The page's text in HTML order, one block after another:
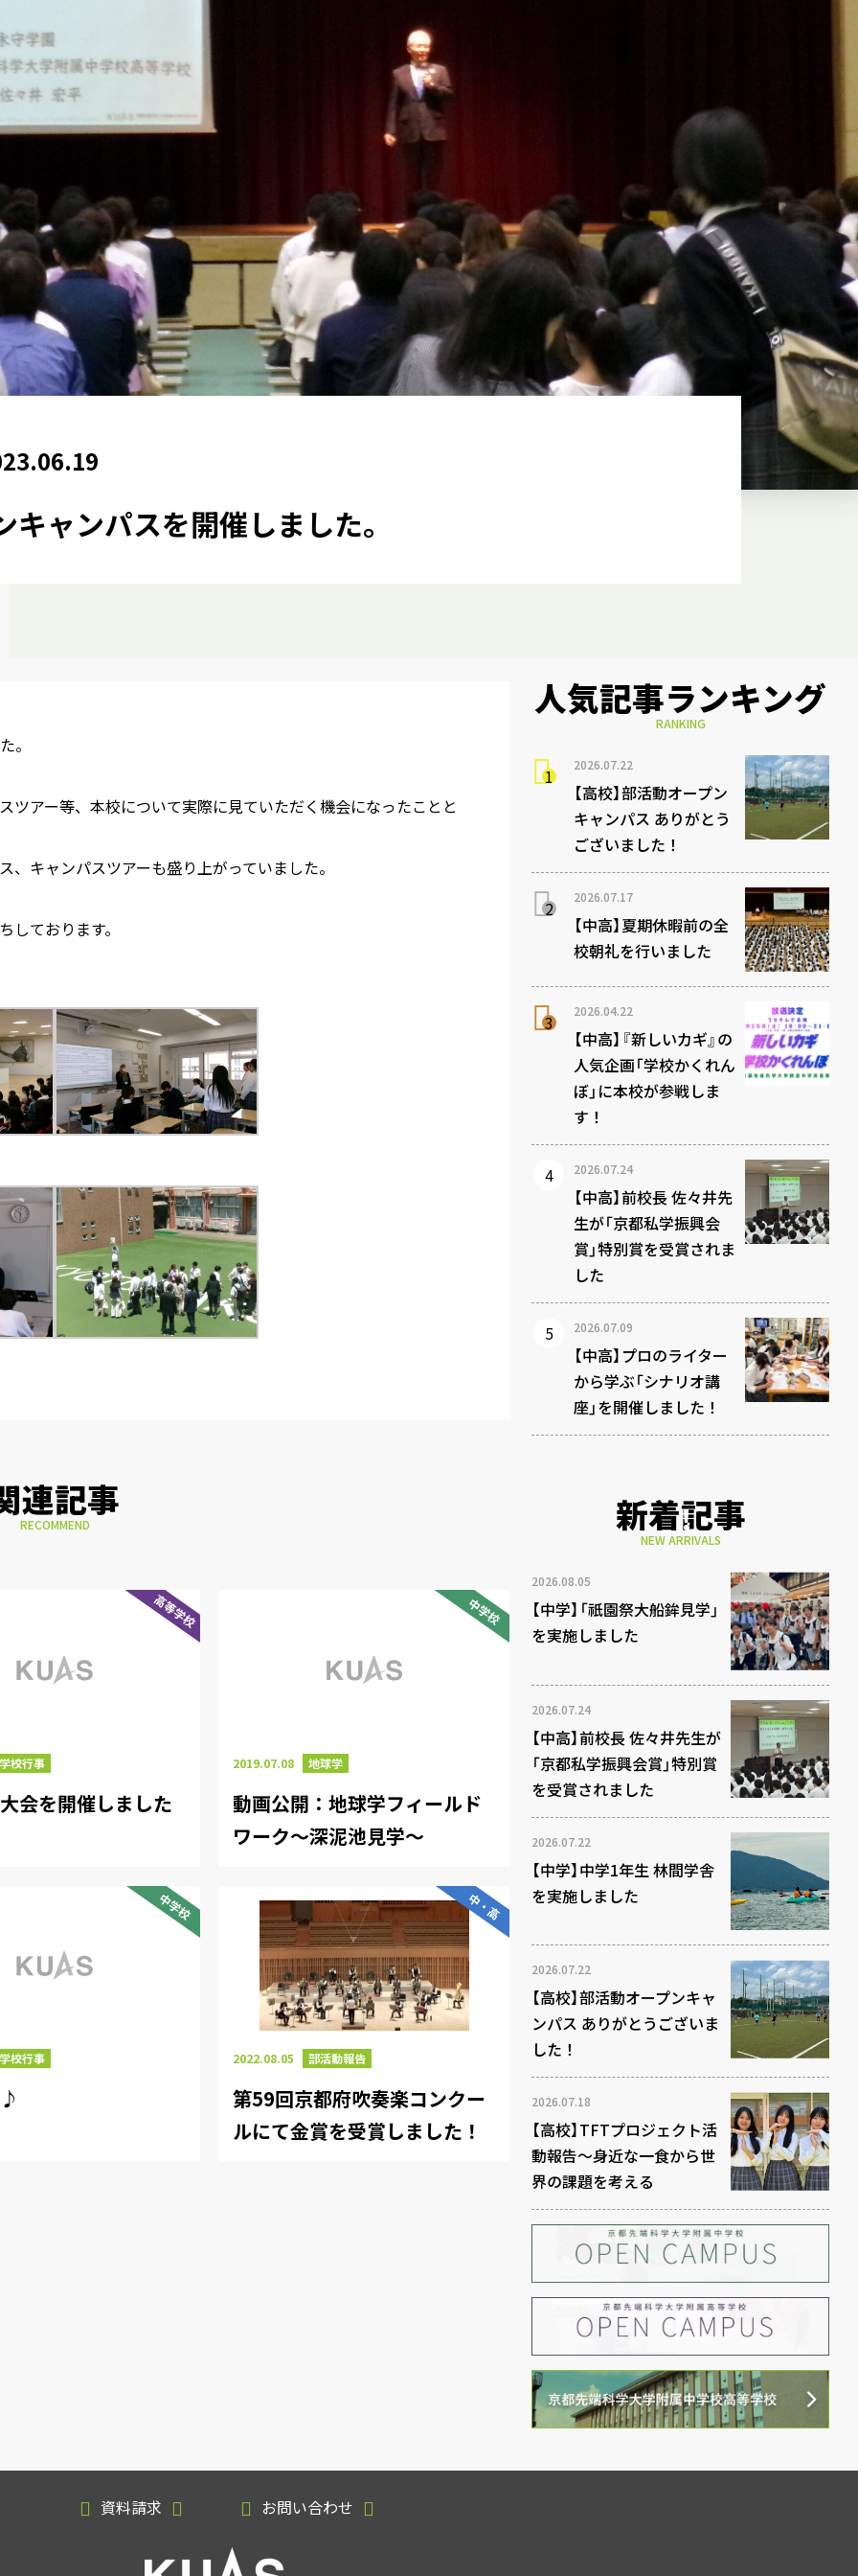
キャンパスを開催しました。
。
ツアー等、本校について実際に見ていただく機会になったことと
キャンパスツアーも盛り上がっていました。
しております。
連記事
RECOMMEND
高等学校
学校行事
会を開催しました
中学校
2019.07.08 地球学
動画公開：地球学フィールド
ワーク～深泥池見学～
中学校
学校行事
中・高
2022.08.05 部活動報告
第59回京都府吹奏楽コンクー
ルにて金賞を受賞しました！
人気記事ランキング
RANKING
2026.07.22
【高校】部活動オープン
キャンパス ありがとう
ございました！
2026.07.17
【中高】夏期休暇前の全
校朝礼を行いました
2026.04.22
【中高】『新しいカギ』の
人気企画「学校かくれん
ぼ」に本校が参戦しま
す！
2026.07.24
【中高】前校長 佐々井先
生が「京都私学振興会
賞」特別賞を受賞されま
した
2026.07.09
【中高】プロのライター
から学ぶ「シナリオ講
座」を開催しました！
新着記事
NEW ARRIVALS
2026.08.05
【中学】「祇園祭大船鉾見学」
を実施しました
2026.07.24
【中高】前校長 佐々井先生が
「京都私学振興会賞」特別賞
を受賞されました
2026.07.22
【中学】中学1年生 林間学舎
を実施しました
2026.07.22
【高校】部活動オープンキャ
ンパス ありがとうございま
した！
2026.07.18
【高校】TFTプロジェクト活
動報告～身近な一食から世
界の課題を考える
資料請求 お問い合わせ